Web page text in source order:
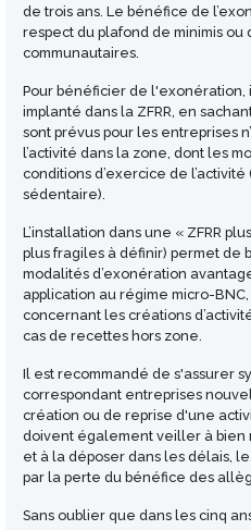
de trois ans. Le bénéfice de
respect du plafond de minimis ou
communautaires.
Pour bénéficier de
implanté dans la ZFRR, en
sont prévus pour les entreprises
l’activité dans la zone, dont les
conditions d’exercice de
sédentaire).
L’installation dans une « ZFRR
plus fragiles à définir) permet de
modalités d’exonération
application au régime micro-
concernant les créations
cas de recettes hors zone.
Il est recommandé de s'assurer
correspondant entreprises
création ou de reprise d'une
doivent également veiller à bien
et à la déposer dans les délais,
par la perte du bénéfice des
Sans oublier que dans les cinq